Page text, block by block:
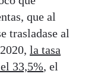
que al
trasladase al
la tasa
33,5%, el